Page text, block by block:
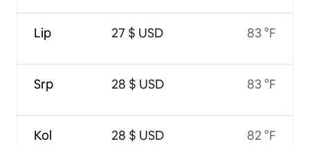
Lip
Srp
Kol
27 $ USD
28 $ USD
28 $ USD
83 °F
83 °F
82 °F